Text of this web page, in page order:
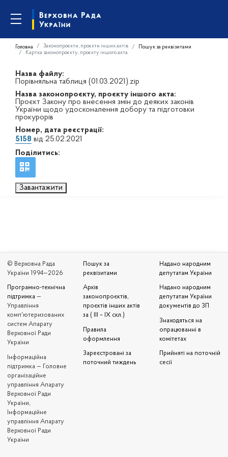
Головна Законопроєкти, проєкти інших актів
Пошук за реквізитами
Картка законопроєкту, проєкту іншого акта
Назва файлу:
Порівняльна таблиця (01.03.2021).zip
Назва законопроєкту, проєкту іншого акта:
Проєкт Закону про внесення змін до деяких законів
України щодо удосконалення добору та підготовки
прокурорів
Номер, дата реєстрації:
5158 від 25.02.2021
Поділитись:
Завантажити
© Верховна Рада
України 1994—2026
Програмно-технічна
підтримка —
Управління
комп'ютеризованих
систем Апарату
Верховної Ради
України
Iнформаційна
підтримка — Головне
організаційне
управління Апарату
Верховної Ради
України,
Інформаційне
управління Апарату
Верховної Ради
України
Пошук за
реквізитами
Архів
законопроєктів,
проєктів інших актів
за ( III – IX скл.)
Правила
оформлення
Зареєстровані за
поточний тиждень
Надано народним
депутатам України
Надано народним
депутатам України
документів до ЗП
Знаходяться на
опрацюванні в
комітетах
Прийняті на поточній
сесії